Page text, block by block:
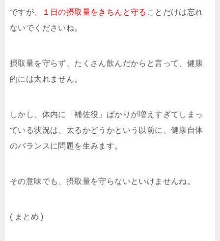
ですが、 １日の摂取量をきちんと守る ことだけは忘れ
ないでくださいね。
摂取量を守らず、たくさん飲んだからと言って、健康
的には太れません。
しかし、体内に「補佐役」ばかりが増えすぎてしまっ
ている状況は、太るかどうかという以前に、健康自体
のバランスに問題を生みます。
その意味でも、摂取量を守らないといけませんね。
( まとめ )